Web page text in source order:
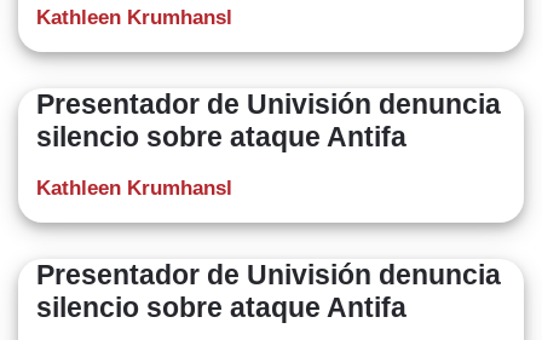
Kathleen Krumhansl
Presentador de Univisión denuncia
silencio sobre ataque Antifa
Kathleen Krumhansl
​Presentador de Univisión denuncia
silencio sobre ataque Antifa